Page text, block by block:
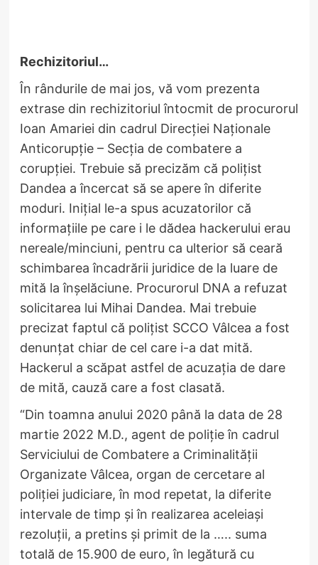
Rechizitoriul…
În rândurile de mai jos, vă vom prezenta
extrase din rechizitoriul întocmit de procurorul
Ioan Amariei din cadrul Direcției Naționale
Anticorupție – Secția de combatere a
corupției. Trebuie să precizăm că polițist
Dandea a încercat să se apere în diferite
moduri. Inițial le-a spus acuzatorilor că
informațiile pe care i le dădea hackerului erau
nereale/minciuni, pentru ca ulterior să ceară
schimbarea încadrării juridice de la luare de
mită la înșelăciune. Procurorul DNA a refuzat
solicitarea lui Mihai Dandea. Mai trebuie
precizat faptul că polițist SCCO Vâlcea a fost
denunțat chiar de cel care i-a dat mită.
Hackerul a scăpat astfel de acuzația de dare
de mită, cauză care a fost clasată.
“Din toamna anului 2020 până la data de 28
martie 2022 M.D., agent de poliție în cadrul
Serviciului de Combatere a Criminalității
Organizate Vâlcea, organ de cercetare al
poliției judiciare, în mod repetat, la diferite
intervale de timp și în realizarea aceleiași
rezoluții, a pretins și primit de la ….. suma
totală de 15.900 de euro, în legătură cu